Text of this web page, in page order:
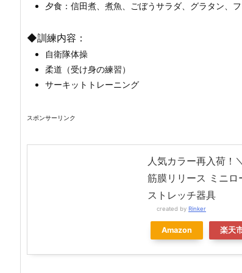
夕食：信田煮、煮魚、ごぼうサラダ、グラタン、
◆訓練内容：
自衛隊体操
柔道（受け身の練習）
サーキットトレーニング
スポンサーリンク
人気カラー再入荷！
筋膜リリース ミニ
ストレッチ器具
created by Rinker
Amazon 楽天